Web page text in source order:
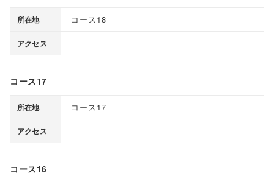
所在地 コース18
アクセス -
コース17
所在地 コース17
アクセス -
コース16